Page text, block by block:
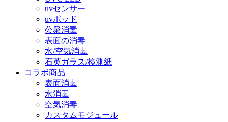
uvセンサー
uvポッド
公衆消毒
表面の消毒
水/空気消毒
石英ガラス/検測紙
コラボ商品
表面消毒
水消毒
空気消毒
カスタムモジュール